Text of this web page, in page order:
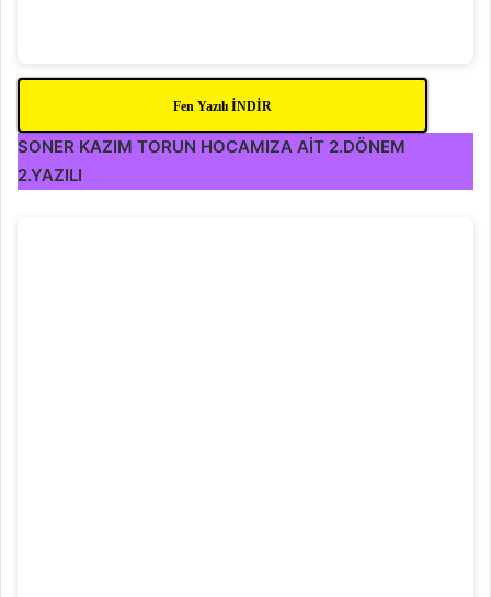
Fen Yazılı İNDİR
SONER KAZIM TORUN HOCAMIZA AİT 2.DÖNEM
2.YAZILI